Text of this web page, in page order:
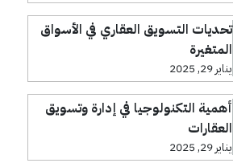
تحديات التسويق العقاري في الأسواق
المتغيرة
يناير 29, 2025
أهمية التكنولوجيا في إدارة وتسويق
العقارات
يناير 29, 2025